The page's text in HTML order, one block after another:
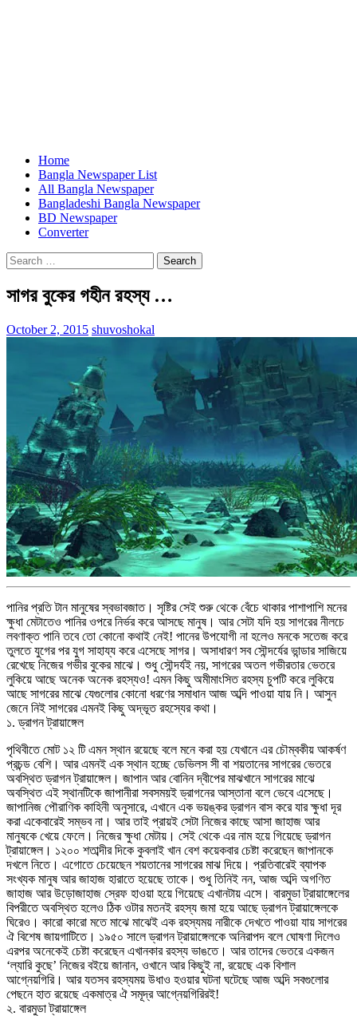
Home
Bangla Newspaper List
All Bangla Newspaper
Bangladeshi Bangla Newspaper
BD Newspaper
Converter
Search
for:
সাগর বুকের গহীন রহস্য …
October 2, 2015 shuvoshokal
পানির প্রতি টান মানুষের স্বভাবজাত। সৃষ্টির সেই শুরু থেকে বেঁচে থাকার পাশাপাশি মনের
ক্ষুধা মেটাতেও পানির ওপরে নির্ভর করে আসছে মানুষ। আর সেটা যদি হয় সাগরের নীলচে
লবণাক্ত পানি তবে তো কোনো কথাই নেই! পানের উপযোগী না হলেও মনকে সতেজ করে
তুলতে যুগের পর যুগ সাহায্য করে এসেছে সাগর। অসাধারণ সব সৌন্দর্যের ভান্ডার সাজিয়ে
রেখেছে নিজের গভীর বুকের মাঝে। শুধু সৌন্দর্যই নয়, সাগরের অতল গভীরতার ভেতরে
লুকিয়ে আছে অনেক অনেক রহস্যও! এমন কিছু অমীমাংসিত রহস্য চুপটি করে লুকিয়ে
আছে সাগরের মাঝে যেগুলোর কোনো ধরণের সমাধান আজ অব্দি পাওয়া যায় নি। আসুন
জেনে নিই সাগরের এমনই কিছু অদ্ভূত রহস্যের কথা।
১. ড্রাগন ট্রায়াঙ্গেল
পৃথিবীতে মোট ১২ টি এমন স্থান রয়েছে বলে মনে করা হয় যেখানে এর চৌম্বকীয় আকর্ষণ
প্রচন্ড বেশি। আর এমনই এক স্থান হচ্ছে ডেভিলস সী বা শয়তানের সাগরের ভেতরে
অবস্থিত ড্রাগন ট্রায়াঙ্গেল। জাপান আর বোনিন দ্বীপের মাঝখানে সাগরের মাঝে
অবস্থিত এই স্থানটিকে জাপানীরা সবসময়ই ড্রাগনের আস্তানা বলে ভেবে এসেছে।
জাপানিজ পৌরাণিক কাহিনী অনুসারে, এখানে এক ভয়ঙ্কর ড্রাগন বাস করে যার ক্ষুধা দূর
করা একেবারেই সম্ভব না। আর তাই প্রায়ই সেটা নিজের কাছে আসা জাহাজ আর
মানুষকে খেয়ে ফেলে। নিজের ক্ষুধা মেটায়। সেই থেকে এর নাম হয়ে গিয়েছে ড্রাগন
ট্রায়াঙ্গেল। ১২০০ শতাব্দীর দিকে কুবলাই খান বেশ কয়েকবার চেষ্টা করেছেন জাপানকে
দখলে নিতে। এগোতে চেয়েছেন শয়তানের সাগরের মাঝ দিয়ে। প্রতিবারেই ব্যাপক
সংখ্যক মানুষ আর জাহাজ হারাতে হয়েছে তাকে। শুধু তিনিই নন, আজ অব্দি অগণিত
জাহাজ আর উড়োজাহাজ স্রেফ হাওয়া হয়ে গিয়েছে এখানটায় এসে। বারমুডা ট্রায়াঙ্গেলের
বিপরীতে অবস্থিত হলেও ঠিক ওটার মতনই রহস্য জমা হয়ে আছে ড্রাগন ট্রায়াঙ্গেলকে
ঘিরেও। কারো কারো মতে মাঝে মাঝেই এক রহস্যময় নারীকে দেখতে পাওয়া যায় সাগরের
ঐ বিশেষ জায়গাটিতে। ১৯৫০ সালে ড্রাগন ট্রায়াঙ্গেলকে অনিরাপদ বলে ঘোষণা দিলেও
এরপর অনেকেই চেষ্টা করেছেন এখানকার রহস্য ভাঙতে। আর তাদের ভেতরে একজন
‘ল্যারি কুছে’ নিজের বইয়ে জানান, ওখানে আর কিছুই না, রয়েছে এক বিশাল
আগ্নেয়গিরি। আর যতসব রহস্যময় উধাও হওয়ার ঘটনা ঘটেছে আজ অব্দি সবগুলোর
পেছনে হাত রয়েছে একমাত্র ঐ সমূদ্র আগ্নেয়গিরিরই!
২. বারমুডা ট্রায়াঙ্গেল